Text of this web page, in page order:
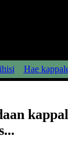
Hae